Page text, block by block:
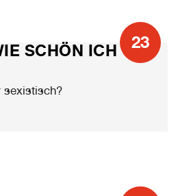
23
SCHÖN ICH
sexistisch?